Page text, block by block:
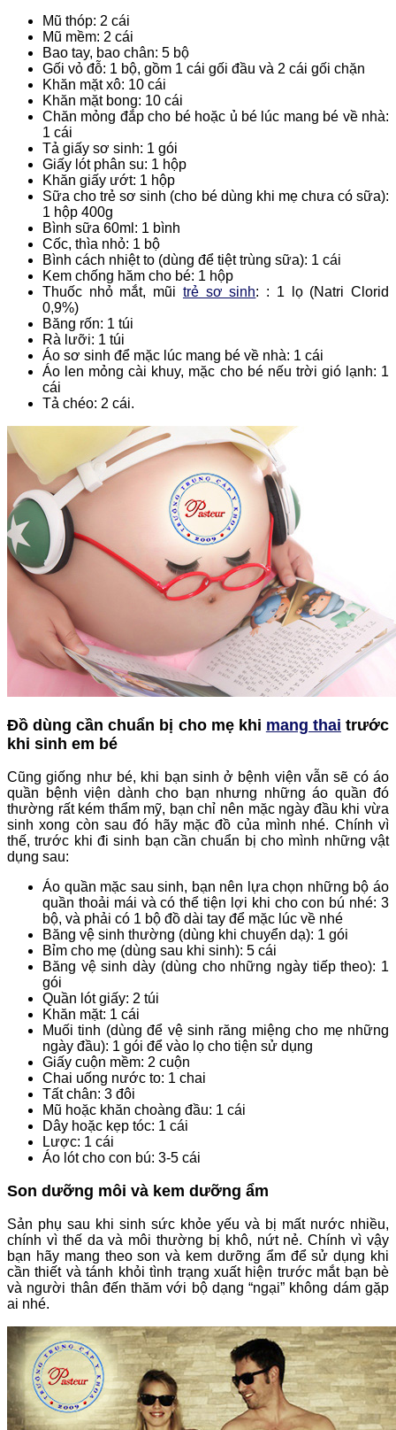
Mũ thóp: 2 cái
Mũ mềm: 2 cái
Bao tay, bao chân: 5 bộ
Gối vỏ đỗ: 1 bộ, gồm 1 cái gối đầu và 2 cái gối chặn
Khăn mặt xô: 10 cái
Khăn mặt bong: 10 cái
Chăn mỏng đắp cho bé hoặc ủ bé lúc mang bé về nhà:
1 cái
Tả giấy sơ sinh: 1 gói
Giấy lót phân su: 1 hộp
Khăn giấy ướt: 1 hộp
Sữa cho trẻ sơ sinh (cho bé dùng khi mẹ chưa có sữa):
1 hộp 400g
Bình sữa 60ml: 1 bình
Cốc, thìa nhỏ: 1 bộ
Bình cách nhiệt to (dùng để tiệt trùng sữa): 1 cái
Kem chống hăm cho bé: 1 hộp
Thuốc nhỏ mắt, mũi trẻ sơ sinh: : 1 lọ (Natri Clorid
0,9%)
Băng rốn: 1 túi
Rà lưỡi: 1 túi
Áo sơ sinh để mặc lúc mang bé về nhà: 1 cái
Áo len mỏng cài khuy, mặc cho bé nếu trời gió lạnh: 1
cái
Tả chéo: 2 cái.
Đồ dùng cần chuẩn bị cho mẹ khi mang thai trước
khi sinh em bé
Cũng giống như bé, khi bạn sinh ở bệnh viện vẫn sẽ có áo
quần bệnh viện dành cho bạn nhưng những áo quần đó
thường rất kém thẩm mỹ, bạn chỉ nên mặc ngày đầu khi vừa
sinh xong còn sau đó hãy mặc đồ của mình nhé. Chính vì
thế, trước khi đi sinh bạn cần chuẩn bị cho mình những vật
dụng sau:
Áo quần mặc sau sinh, bạn nên lựa chọn những bộ áo
quần thoải mái và có thể tiện lợi khi cho con bú nhé: 3
bộ, và phải có 1 bộ đồ dài tay để mặc lúc về nhé
Băng vệ sinh thường (dùng khi chuyển dạ): 1 gói
Bỉm cho mẹ (dùng sau khi sinh): 5 cái
Băng vệ sinh dày (dùng cho những ngày tiếp theo): 1
gói
Quần lót giấy: 2 túi
Khăn mặt: 1 cái
Muối tinh (dùng để vệ sinh răng miệng cho mẹ những
ngày đầu): 1 gói để vào lọ cho tiện sử dụng
Giấy cuộn mềm: 2 cuộn
Chai uống nước to: 1 chai
Tất chân: 3 đôi
Mũ hoặc khăn choàng đầu: 1 cái
Dây hoặc kẹp tóc: 1 cái
Lược: 1 cái
Áo lót cho con bú: 3-5 cái
Son dưỡng môi và kem dưỡng ẩm
Sản phụ sau khi sinh sức khỏe yếu và bị mất nước nhiều,
chính vì thế da và môi thường bị khô, nứt nẻ. Chính vì vậy
bạn hãy mang theo son và kem dưỡng ẩm để sử dụng khi
cần thiết và tánh khỏi tình trạng xuất hiện trước mắt bạn bè
và người thân đến thăm với bộ dạng “ngại” không dám gặp
ai nhé.